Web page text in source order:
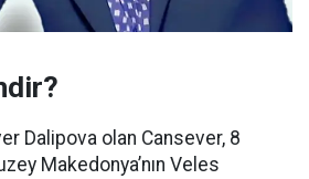
Dalipova olan Cansever, 8
Makedonya’nın Veles